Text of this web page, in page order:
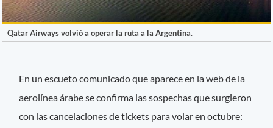
Qatar Airways volvió a operar la ruta a la Argentina.
En un escueto comunicado que aparece en la web de la
aerolínea árabe se confirma las sospechas que surgieron
con las cancelaciones de tickets para volar en octubre: